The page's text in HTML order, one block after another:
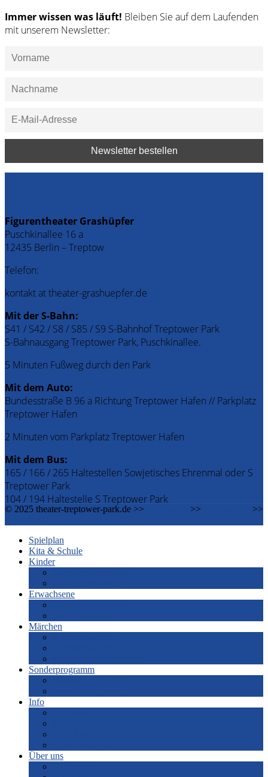
Immer wissen was läuft! Bleiben Sie auf dem Laufenden
mit unserem Newsletter:
Figurentheater Grashüpfer
Puschkinallee 16 a
12435 Berlin – Treptow
Telefon:
kontakt at theater-grashuepfer.de
Mit der S-Bahn:
S41 / S42 / S8 / S85 / S9 S-Bahnhof Treptower Park
S-Bahnausgang Treptower Park, Puschkinallee.
5 Minuten Fußweg durch den Park
Mit dem Auto:
Bundesstraße B 96 a Richtung Treptower Hafen // Parkplatz
Treptower Hafen
2 Minuten vom Parkplatz Treptower Hafen
Mit dem Bus:
165 / 166 / 265 Haltestellen Sowjetisches Ehrenmal oder S
Treptower Park
104 / 194 Haltestelle S Treptower Park
© 2025 theater-treptower-park.de >> >>
>>
Spielplan
Kita & Schule
Kinder
Erwachsene
Märchen
Sonderprogramm
Info
Über uns